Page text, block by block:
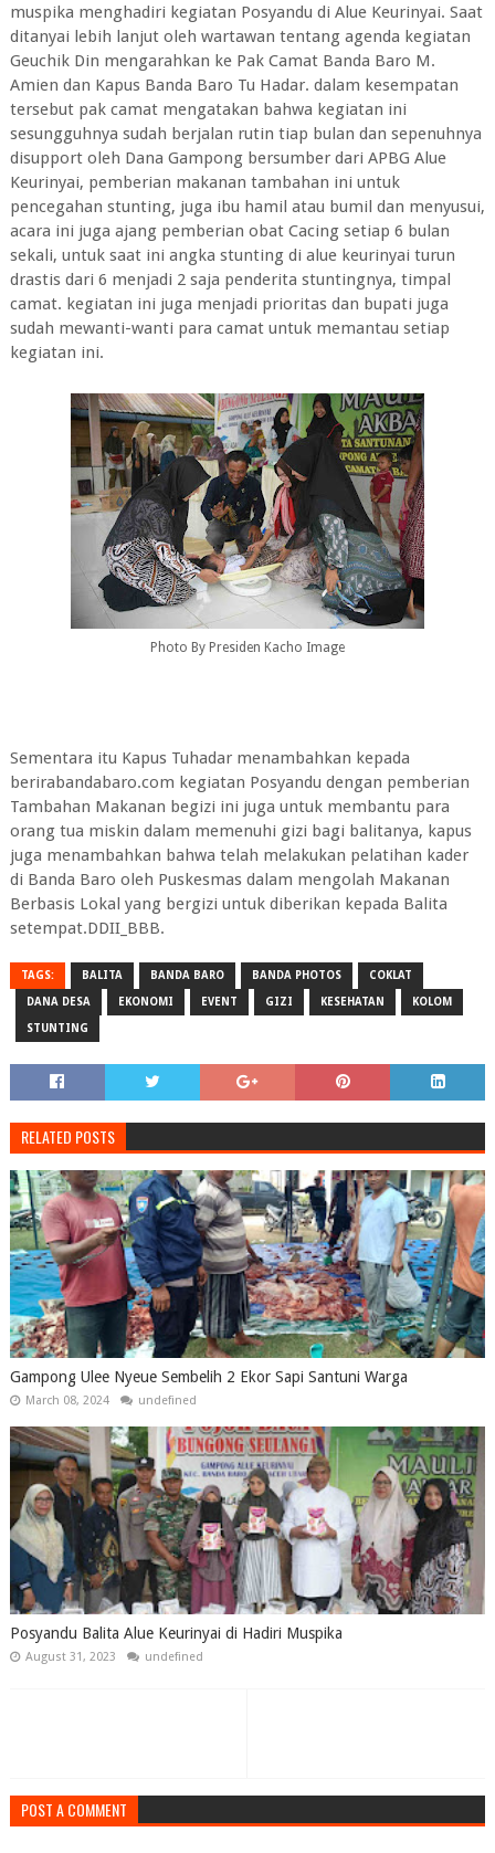
muspika menghadiri kegiatan Posyandu di Alue Keurinyai. Saat
ditanyai lebih lanjut oleh wartawan tentang agenda kegiatan
Geuchik Din mengarahkan ke Pak Camat Banda Baro M.
Amien dan Kapus Banda Baro Tu Hadar. dalam kesempatan
tersebut pak camat mengatakan bahwa kegiatan ini
sesungguhnya sudah berjalan rutin tiap bulan dan sepenuhnya
disupport oleh Dana Gampong bersumber dari APBG Alue
Keurinyai, pemberian makanan tambahan ini untuk
pencegahan stunting, juga ibu hamil atau bumil dan menyusui,
acara ini juga ajang pemberian obat Cacing setiap 6 bulan
sekali, untuk saat ini angka stunting di alue keurinyai turun
drastis dari 6 menjadi 2 saja penderita stuntingnya, timpal
camat. kegiatan ini juga menjadi prioritas dan bupati juga
sudah mewanti-wanti para camat untuk memantau setiap
kegiatan ini.
Photo By Presiden Kacho Image
Sementara itu Kapus Tuhadar menambahkan kepada
berirabandabaro.com kegiatan Posyandu dengan pemberian
Tambahan Makanan begizi ini juga untuk membantu para
orang tua miskin dalam memenuhi gizi bagi balitanya, kapus
juga menambahkan bahwa telah melakukan pelatihan kader
di Banda Baro oleh Puskesmas dalam mengolah Makanan
Berbasis Lokal yang bergizi untuk diberikan kepada Balita
setempat.DDII_BBB.
TAGS: BALITA BANDA BARO BANDA PHOTOS COKLAT
DANA DESA EKONOMI EVENT GIZI KESEHATAN KOLOM
STUNTING
RELATED POSTS
Gampong Ulee Nyeue Sembelih 2 Ekor Sapi Santuni Warga
March 08, 2024 undefined
Posyandu Balita Alue Keurinyai di Hadiri Muspika
August 31, 2023 undefined
POST A COMMENT